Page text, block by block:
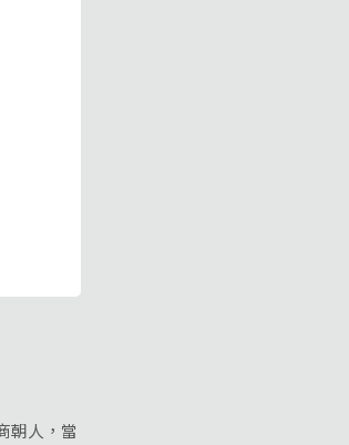
朝人，當